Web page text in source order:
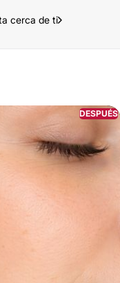
cerca de ti
DESPUÉS